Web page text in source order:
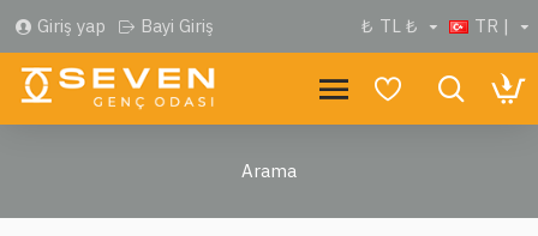
Giriş yap Bayi Giriş ₺ TL ₺ TR |
Arama